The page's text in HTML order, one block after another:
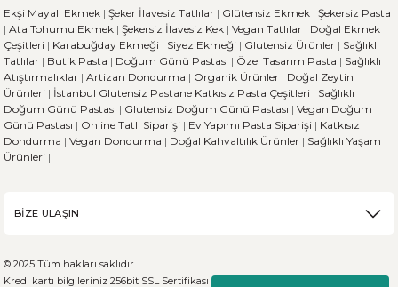
Ekşi Mayalı Ekmek | Şeker İlavesiz Tatlılar | Glütensiz Ekmek | Şekersiz Pasta
| Ata Tohumu Ekmek | Şekersiz İlavesiz Kek | Vegan Tatlılar | Doğal Ekmek
Çeşitleri | Karabuğday Ekmeği | Siyez Ekmeği | Glutensiz Ürünler | Sağlıklı
Tatlılar | Butik Pasta | Doğum Günü Pastası | Özel Tasarım Pasta | Sağlıklı
Atıştırmalıklar | Artizan Dondurma | Organik Ürünler | Doğal Zeytin
Ürünleri | İstanbul Glutensiz Pastane Katkısız Pasta Çeşitleri | Sağlıklı
Doğum Günü Pastası | Glutensiz Doğum Günü Pastası | Vegan Doğum
Günü Pastası | Online Tatlı Siparişi | Ev Yapımı Pasta Siparişi | Katkısız
Dondurma | Vegan Dondurma | Doğal Kahvaltılık Ürünler | Sağlıklı Yaşam
Ürünleri |
BİZE ULAŞIN
© 2025 Tüm hakları saklıdır.
Kredi kartı bilgileriniz 256bit SSL Sertifikası ile %100 koruma altındadır.